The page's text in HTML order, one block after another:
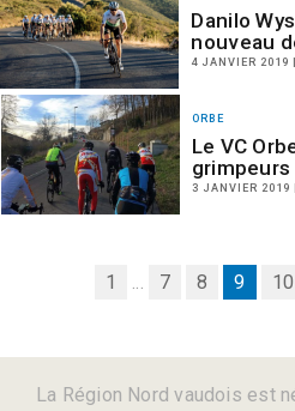
Danilo
nouveau
4 JANVIER 2019
ORBE
Le VC
grimpeurs
3 JANVIER 2019
1 ... 7 8 9 10
La Région Nord vaudois est